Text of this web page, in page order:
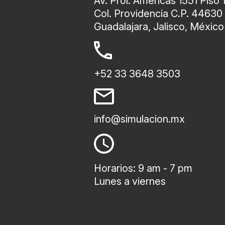
Col. Providencia C.P. 44630
Guadalajara, Jalisco, México
+52 33 3648 3503
info@simulacion.mx
Horarios: 9 am - 7 pm
Lunes a viernes